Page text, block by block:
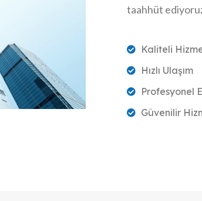
taahhüt
Kaliteli
Hızlı Ulaşım
Profesyonel
Güvenilir